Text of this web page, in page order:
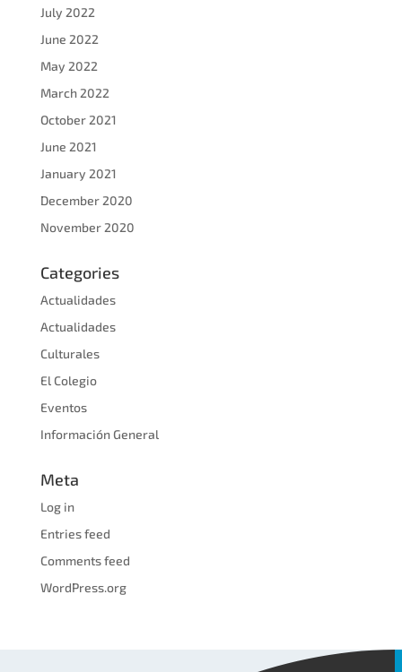
July 2022
June 2022
May 2022
March 2022
October 2021
June 2021
January 2021
December 2020
November 2020
Categories
Actualidades
Actualidades
Culturales
El Colegio
Eventos
Información General
Meta
Log in
Entries feed
Comments feed
WordPress.org